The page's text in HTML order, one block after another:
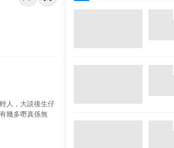
人，大談後生仔
幾多嘢真係無